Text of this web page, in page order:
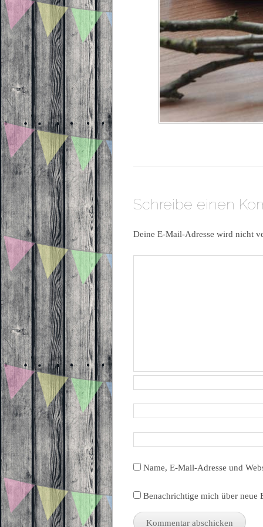
Schreibe einen
Deine E-Mail-Adresse wird nicht
Name, E-Mail-Adresse und
Benachrichtige mich über neue